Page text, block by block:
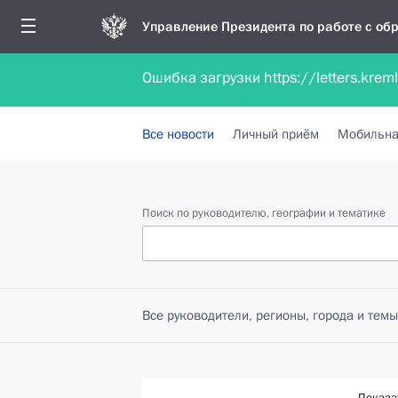
Управление Президента по работе с
Обратиться в форме электронного
Все новости Личный приём
Поиск по руководителю, географии и тематике
Все руководители, регионы, города и темы
Ошибка загрузки https://